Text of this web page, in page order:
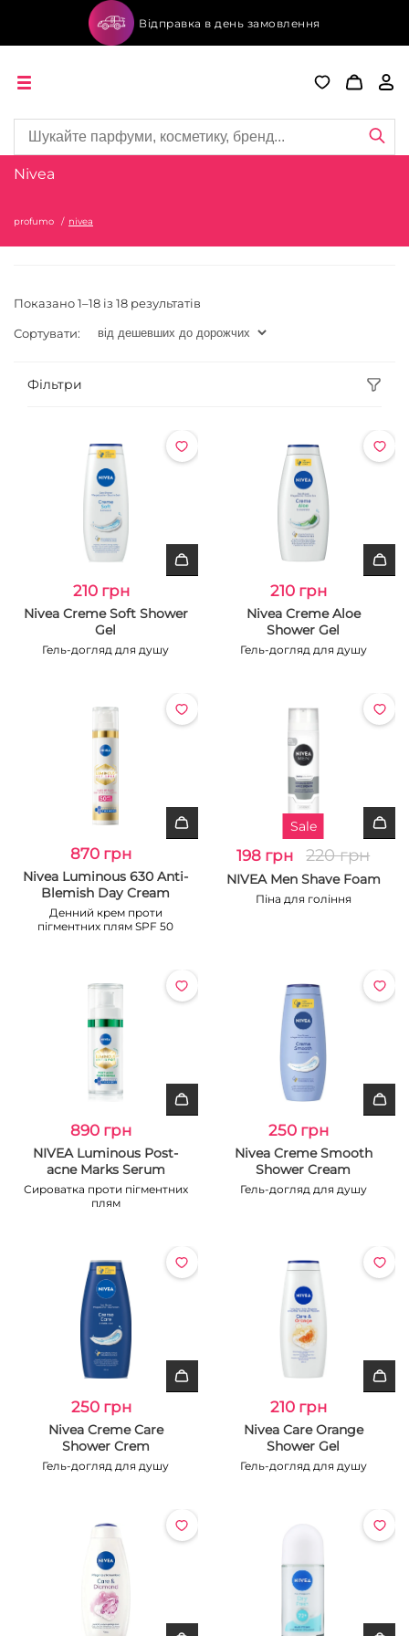
Відправка в день замовлення
Nivea
profumo nivea
Показано 1–18 із 18 результатів
Сортувати:
Фільтри
210 грн
Nivea Creme Soft Shower
Gel
Гель-догляд для душу
210 грн
Nivea Creme Aloe
Shower Gel
Гель-догляд для душу
870 грн
Nivea Luminous 630 Anti-
Blemish Day Cream
Денний крем проти
пігментних плям SPF 50
Sale
198 грн 220 грн
NIVEA Men Shave Foam
Піна для гоління
890 грн
NIVEA Luminous Post-
acne Marks Serum
Сироватка проти пігментних
плям
250 грн
Nivea Creme Smooth
Shower Cream
Гель-догляд для душу
250 грн
Nivea Creme Care
Shower Crem
Гель-догляд для душу
210 грн
Nivea Care Orange
Shower Gel
Гель-догляд для душу